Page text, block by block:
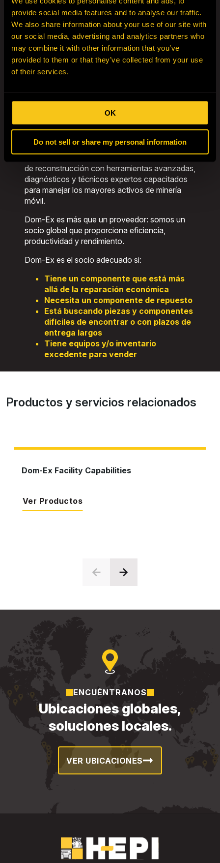
provide social media features and to analyse our traffic.
We also share information about your use of our site with
our social media, advertising and analytics partners who
may combine it with other information that you’ve
provided to them or that they’ve collected from your use
of their services.
OK
Do not sell or share my personal information
Uno de los puntos fuertes únicos de Dom-Ex es
nuestra capacidad para comprar equipos
usados que ya no son financieramente viables
para su operación. Si tiene activos que
descargar, nuestro equipo está preparado para
comprar, ayudándole a recuperar valor mientras
prolongamos la vida útil de sus equipos
Mediante la distribución estratégica de
componentes en regiones de gran demanda,
reducimos los plazos de entrega y
sede de Hibbing refuerza nuestras capacidades:
un servicio totalmente equipado e instalaciones
de reconstrucción con herramientas avanzadas,
diagnósticos y técnicos expertos capacitados
para manejar los mayores activos de minería
móvil.
Dom-Ex es más que un proveedor: somos un
socio global que proporciona eficiencia,
productividad y rendimiento.
Dom-Ex es el socio adecuado si:
Tiene un componente que está más
allá de la reparación económica
Necesita un componente de repuesto
Está buscando piezas y componentes
difíciles de encontrar o con plazos de
entrega largos
Tiene equipos y/o inventario
excedente para vender
Productos y servicios relacionados
Dom-Ex Facility Capabilities
Ver Productos
Ubicaciones globales,
soluciones locales.
ENCUÉNTRANOS
VER UBICACIONES